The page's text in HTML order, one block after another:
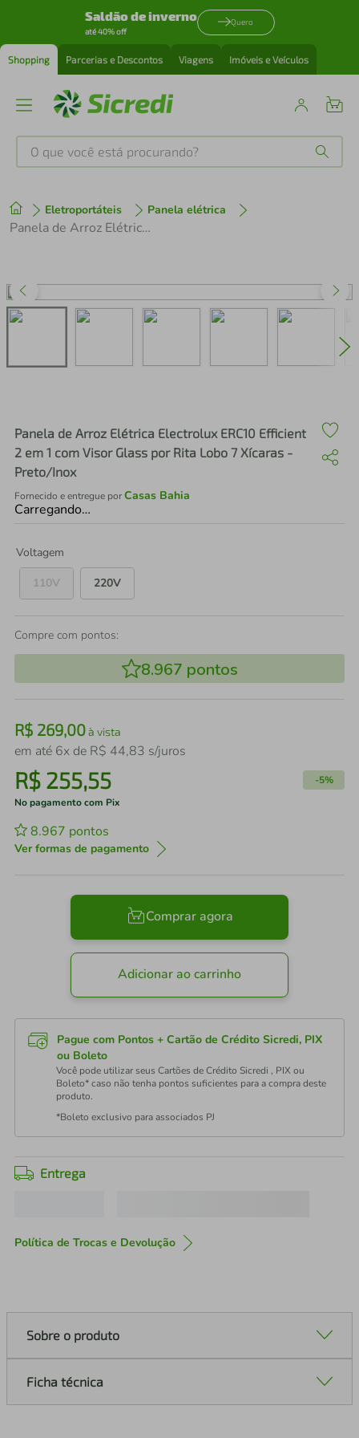
Saldão de inverno
até 40% off
Quero
Shopping Parcerias e Descontos Viagens Imóveis e Veículos
O que você está procurando?
Eletroportáteis Panela elétrica
Panela de Arroz Elétrica Electrolux ERC10 Efficient 2 em 1 com Visor Glass por Rita Lobo 7 Xícaras - Preto/Inox
Panela de Arroz Elétrica Electrolux ERC10 Efficient
2 em 1 com Visor Glass por Rita Lobo 7 Xícaras -
Preto/Inox
Fornecido e entregue porCasas Bahia
Carregando…
Voltagem
110V
220V
Compre com pontos:
8.967 pontos
R$ 269,00à vista
em até 6x de R$ 44,83 s/juros
R$ 255,55 -5%
No pagamento com Pix
8.967 pontos
Ver formas de pagamento
Comprar agora
Adicionar ao carrinho
Pague com Pontos + Cartão de Crédito Sicredi, PIX
ou Boleto
Você pode utilizar seus Cartões de Crédito Sicredi , PIX ou
Boleto* caso não tenha pontos suficientes para a compra deste
produto.
*Boleto exclusivo para associados PJ
Entrega
Política de Trocas e Devolução
Sobre o produto
Ficha técnica
1º tenis
perfume